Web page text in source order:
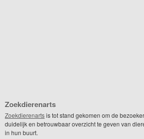
Zoekdierenarts
Zoekdierenartsis tot stand gekomen om de
duidelijk en betrouwbaar overzicht te geven van
in hun buurt.